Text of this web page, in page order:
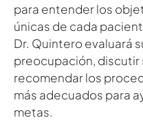
para entender los
únicas de cada
Dr. Quintero evaluará
preocupación, discutir
recomendar los
más adecuados para
metas.